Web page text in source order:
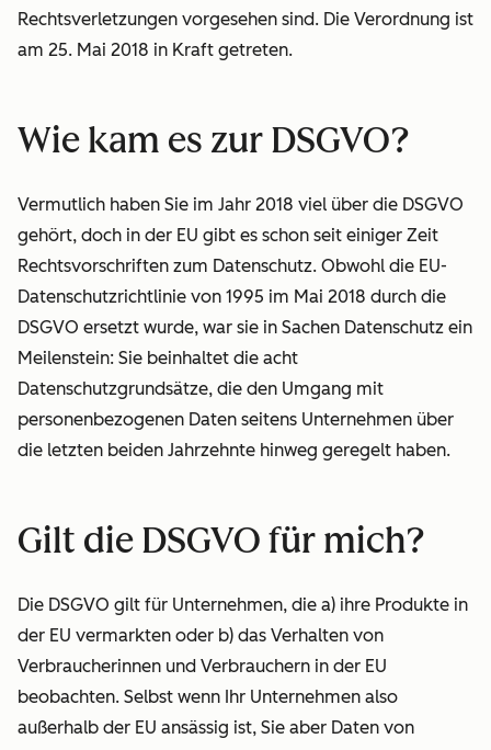
Rechtsverletzungen vorgesehen sind. Die Verordnung ist
am 25. Mai 2018 in Kraft getreten.
Wie kam es zur DSGVO?
Vermutlich haben Sie im Jahr 2018 viel über die DSGVO
gehört, doch in der EU gibt es schon seit einiger Zeit
Rechtsvorschriften zum Datenschutz. Obwohl die EU-
Datenschutzrichtlinie von 1995 im Mai 2018 durch die
DSGVO ersetzt wurde, war sie in Sachen Datenschutz ein
Meilenstein: Sie beinhaltet die acht
Datenschutzgrundsätze, die den Umgang mit
personenbezogenen Daten seitens Unternehmen über
die letzten beiden Jahrzehnte hinweg geregelt haben.
Gilt die DSGVO für mich?
Die DSGVO gilt für Unternehmen, die a) ihre Produkte in
der EU vermarkten oder b) das Verhalten von
Verbraucherinnen und Verbrauchern in der EU
beobachten. Selbst wenn Ihr Unternehmen also
außerhalb der EU ansässig ist, Sie aber Daten von